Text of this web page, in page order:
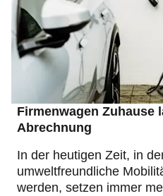
Firmenwagen Zuhause
Abrechnung
In der heutigen Zeit, in
umweltfreundliche
werden, setzen immer